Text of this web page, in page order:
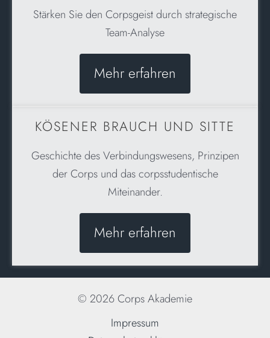
Stärken Sie den Corpsgeist durch strategische
Team-Analyse
Mehr erfahren
KÖSENER BRAUCH UND SITTE
Geschichte des Verbindungswesens, Prinzipen
der Corps und das corpsstudentische
Miteinander.
Mehr erfahren
© 2026 Corps Akademie
Impressum